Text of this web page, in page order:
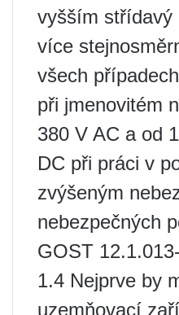
vyšším střídavý
více
všech
při jmenovitém
380 V AC a od
DC při práci v
zvýšeným
nebezpečných
GOST
1.4 Nejprve by
uzemňovací